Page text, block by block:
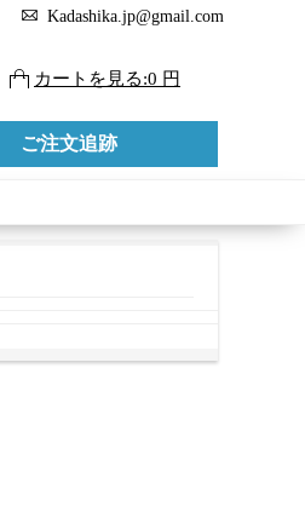
Kadashika.jp@gmail.com
カートを見る:0 円
ご注文追跡